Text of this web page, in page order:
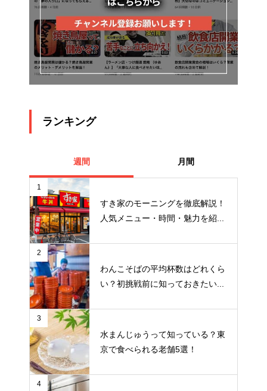
ランキング
週間 月間
1
すき家のモーニングを徹底解説！
人気メニュー・時間・魅力を紹...
2
わんこそばの平均杯数はどれくら
い？初挑戦前に知っておきたい...
3
水まんじゅうって知っている？東
京で食べられる老舗5選！
4